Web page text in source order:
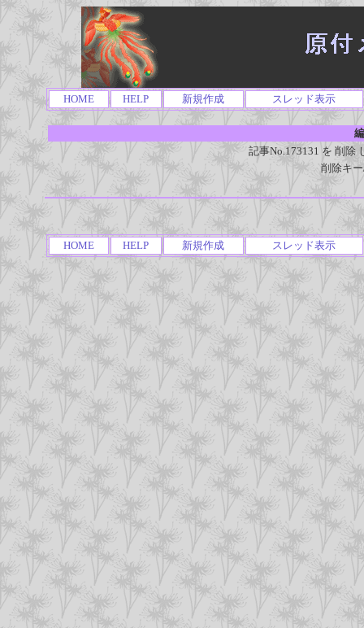
HOME HELP 新規作成 スレッド表示
記事No.173131 を 削除
削除キ
HOME HELP 新規作成 スレッド表示